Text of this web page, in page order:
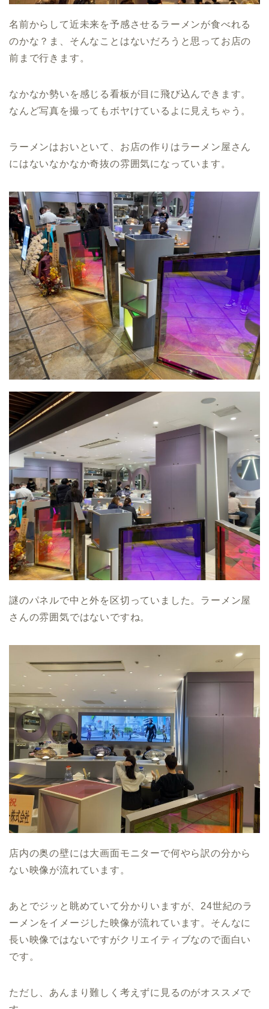
名前からして近未来を予感させるラーメンが食べれる
のかな？ま、そんなことはないだろうと思ってお店の
前まで行きます。
なかなか勢いを感じる看板が目に飛び込んできます。
なんど写真を撮ってもボヤけているよに見えちゃう。
ラーメンはおいといて、お店の作りはラーメン屋さん
にはないなかなか奇抜の雰囲気になっています。
謎のパネルで中と外を区切っていました。ラーメン屋
さんの雰囲気ではないですね。
店内の奥の壁には大画面モニターで何やら訳の分から
ない映像が流れています。
あとでジッと眺めていて分かりいますが、24世紀のラ
ーメンをイメージした映像が流れています。そんなに
長い映像ではないですがクリエイティブなので面白い
です。
ただし、あんまり難しく考えずに見るのがオススメで